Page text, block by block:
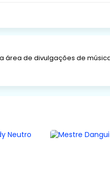
área de divulgações de